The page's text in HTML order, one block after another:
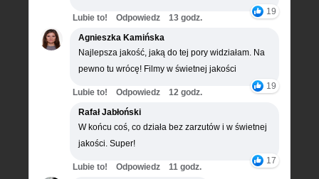
19
Lubie to! Odpowiedz
13 godz.
Agnieszka Kamińska
Najlepsza jakość, jaką do tej pory widziałam. Na
pewno tu wrócę! Filmy w świetnej jakości
19
Lubie to! Odpowiedz
12 godz.
Rafał Jabłoński
W końcu coś, co działa bez zarzutów i w świetnej
jakości. Super!
17
Lubie to! Odpowiedz
11 godz.